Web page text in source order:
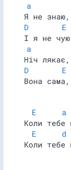
a
Я не
D
E
І я не
a
Нiч
D
E
Вона сама,
E a
Коли тебе
E
d
Коли тебе